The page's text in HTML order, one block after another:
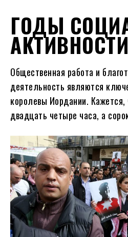
ГОДЫ
Общественная работа и
деятельность являются
королевы Иордании. Кажется,
двадцать четыре часа, а